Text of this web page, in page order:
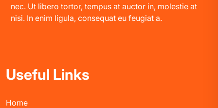
nec. Ut libero tortor, tempus at auctor in, molestie at
nisi. In enim ligula, consequat eu feugiat a.
Useful Links
Home